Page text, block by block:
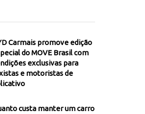
Carmais promove edição
do MOVE Brasil com
exclusivas para
e motoristas de
custa manter um carro